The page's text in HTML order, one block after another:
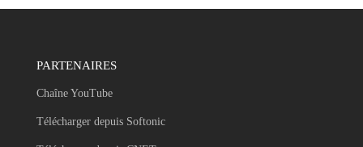
PARTENAIRES
Chaîne YouTube
Télécharger depuis Softonic